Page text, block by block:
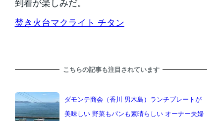
到着が楽しみだ。
焚き火台マクライト チタン
こちらの記事も注目されています
ダモンテ商会（香川 男木島）ランチプレートが
美味しい 野菜もパンも素晴らしい オーナー夫婦